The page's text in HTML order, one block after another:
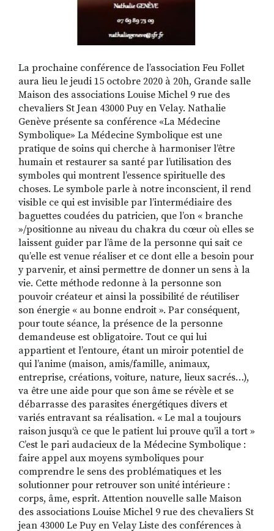
La prochaine conférence de l’association Feu Follet
aura lieu le jeudi 15 octobre 2020 à 20h, Grande salle
Maison des associations Louise Michel 9 rue des
chevaliers St Jean 43000 Puy en Velay. Nathalie
Genève présente sa conférence «La Médecine
Symbolique» La Médecine Symbolique est une
pratique de soins qui cherche à harmoniser l’être
humain et restaurer sa santé par l’utilisation des
symboles qui montrent l’essence spirituelle des
choses. Le symbole parle à notre inconscient, il rend
visible ce qui est invisible par l’intermédiaire des
baguettes coudées du patricien, que l’on « branche
»/positionne au niveau du chakra du cœur où elles se
laissent guider par l’âme de la personne qui sait ce
qu’elle est venue réaliser et ce dont elle a besoin pour
y parvenir, et ainsi permettre de donner un sens à la
vie. Cette méthode redonne à la personne son
pouvoir créateur et ainsi la possibilité de réutiliser
son énergie « au bonne endroit ». Par conséquent,
pour toute séance, la présence de la personne
demandeuse est obligatoire. Tout ce qui lui
appartient et l’entoure, étant un miroir potentiel de
qui l’anime (maison, amis/famille, animaux,
entreprise, créations, voiture, nature, lieux sacrés…),
va être une aide pour que son âme se révèle et se
débarrasse des parasites énergétiques divers et
variés entravant sa réalisation. « Le mal a toujours
raison jusqu‘à ce que le patient lui prouve qu’il a tort »
C’est le pari audacieux de la Médecine Symbolique :
faire appel aux moyens symboliques pour
comprendre le sens des problématiques et les
solutionner pour retrouver son unité intérieure :
corps, âme, esprit. Attention nouvelle salle Maison
des associations Louise Michel 9 rue des chevaliers St
jean 43000 Le Puy en Velay Liste des conférences à